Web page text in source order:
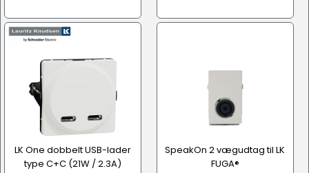
LK One dobbelt USB-lader
type C+C (21W / 2.3A)
SpeakOn 2 vægudtag til LK
FUGA®